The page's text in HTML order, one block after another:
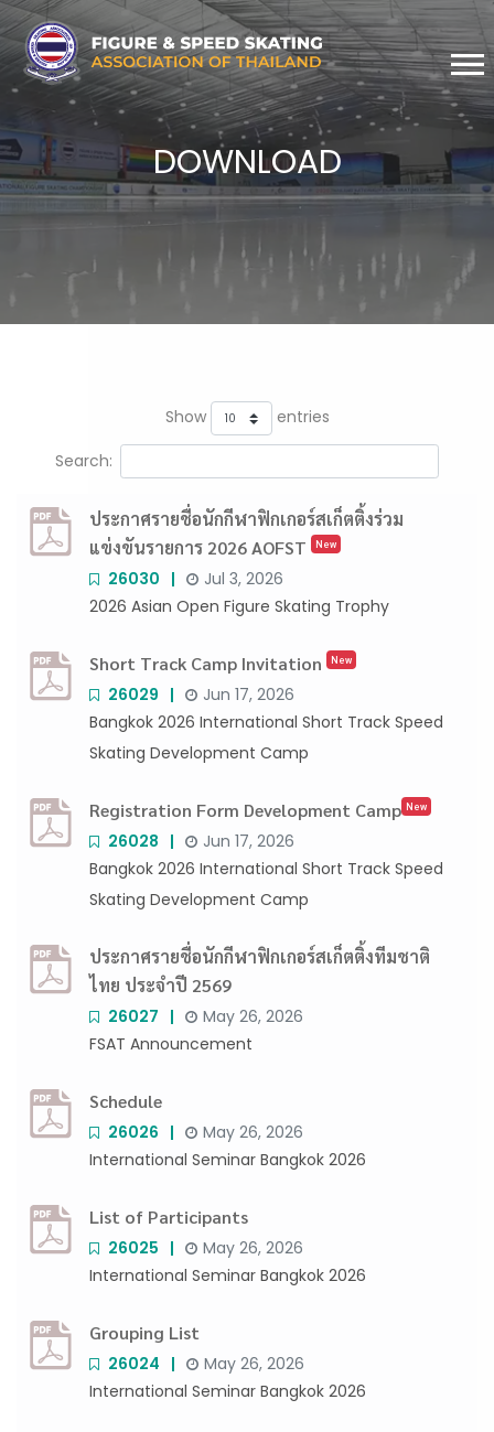
DOWNLOAD
Show
entries
Search:
ประกาศรายชื่อนักกีฬาฟิกเกอร์สเก็ตติ้งร่วม
แข่งขันรายการ 2026 AOFST
New
26030
Jul 3, 2026
2026 Asian Open Figure Skating Trophy
Short Track Camp Invitation New
26029
Jun 17, 2026
Bangkok 2026 International Short Track Speed
Skating Development Camp
Registration Form Development Camp New
26028
Jun 17, 2026
Bangkok 2026 International Short Track Speed
Skating Development Camp
ประกาศรายชื่อนักกีฬาฟิกเกอร์สเก็ตติ้งทีมชาติ
ไทย ประจำปี 2569
26027
May 26, 2026
FSAT Announcement
Schedule
26026
May 26, 2026
International Seminar Bangkok 2026
List of Participants
26025
May 26, 2026
International Seminar Bangkok 2026
Grouping List
26024
May 26, 2026
International Seminar Bangkok 2026